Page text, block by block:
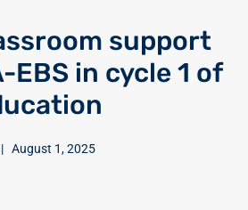
support
EBS in cycle 1 of
| August 1, 2025